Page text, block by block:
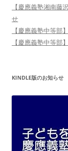
【慶應義塾湘南藤
せ
【慶應義塾中等部
【慶應義塾中等部
KINDLE版のお知らせ